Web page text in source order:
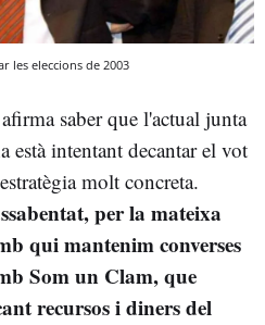
les eleccions de 2003
saber que l'actual junta
està intentant decantar el vot
molt concreta.
per la mateixa
qui mantenim converses
Som un Clam, que
recursos i diners del